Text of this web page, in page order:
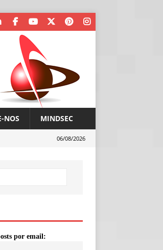
NOS MINDSEC
06/08/2026
por email: